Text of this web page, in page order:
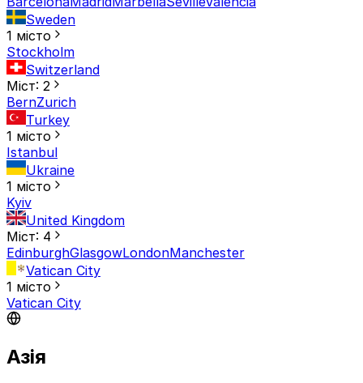
Sweden
1 місто
Stockholm
Switzerland
Міст: 2
BernZurich
Turkey
1 місто
Istanbul
Ukraine
1 місто
Kyiv
United Kingdom
Міст: 4
EdinburghGlasgowLondonManchester
Vatican City
1 місто
Vatican City
Азія